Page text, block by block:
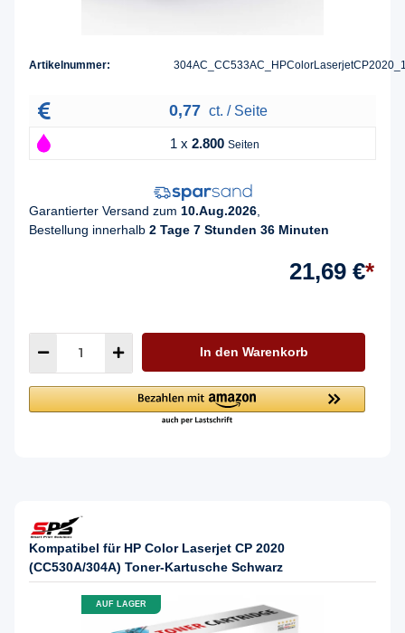
Artikelnummer:
0,77 ct. / Seite
1 x 2.800 Seiten
Garantierter Versand zum 10.Aug.2026
Bestellung innerhalb 2 Tage 7 Stunden 36 Minuten
21,69 €*
In den Warenkorb
Kompatibel für HP Color Laserjet CP 2020
(CC530A/304A) Toner-Kartusche Schwarz
AUF LAGER